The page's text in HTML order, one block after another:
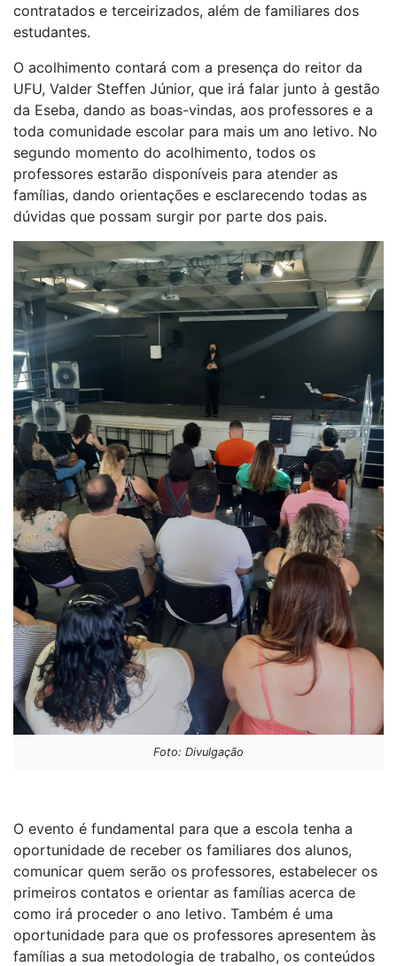
contratados e terceirizados, além de familiares dos
estudantes.
O acolhimento contará com a presença do reitor da
UFU, Valder Steffen Júnior, que irá falar junto à gestão
da Eseba, dando as boas-vindas, aos professores e a
toda comunidade escolar para mais um ano letivo. No
segundo momento do acolhimento, todos os
professores estarão disponíveis para atender as
famílias, dando orientações e esclarecendo todas as
dúvidas que possam surgir por parte dos pais.
Foto: Divulgação
O evento é fundamental para que a escola tenha a
oportunidade de receber os familiares dos alunos,
comunicar quem serão os professores, estabelecer os
primeiros contatos e orientar as famílias acerca de
como irá proceder o ano letivo. Também é uma
oportunidade para que os professores apresentem às
famílias a sua metodologia de trabalho, os conteúdos